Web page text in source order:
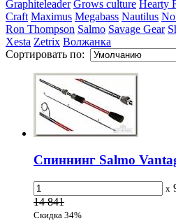
Graphiteleader Grows culture Hearty
Craft Maximus Megabass Nautilus
Ron Thompson Salmo Savage Gear
Xesta Zetrix Волжанка
Сортировать по:
Спиннинг Salmo
x
14 841
Скидка 34%